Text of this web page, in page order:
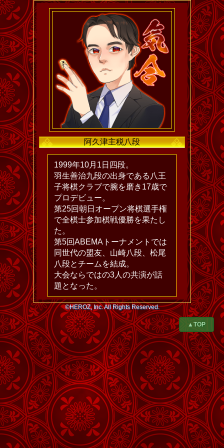
阿久津主税八段
1999年10月1日四段。
羽生善治九段の出身である八王
子将棋クラブで腕を磨き17歳で
プロデビュー。
第25回朝日オープン将棋選手権
で全棋士参加棋戦優勝を果たし
た。
第5回ABEMAトーナメントでは
同世代の盟友、山崎八段、松尾
八段とチームを結成。
大会ならではの3人の共演が話
題となった。
©HEROZ, Inc. All Rights Reserved.
▲TOP